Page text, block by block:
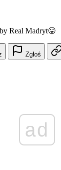
Real Madryt😛
Zgłoś
ad